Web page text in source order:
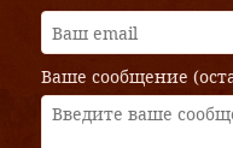
Ваше сообщение